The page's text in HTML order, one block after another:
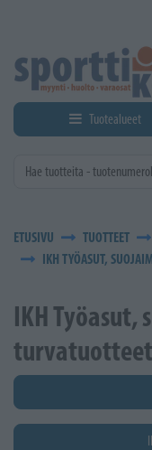
Tuotealueet
ETUSIVU TUOTTEET
IKH TYÖASUT,
IKH Työasut,
turvatuotteet